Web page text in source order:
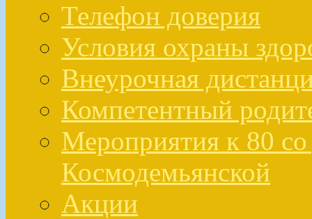
Телефон доверия
Условия охраны
Внеурочная
Компетентный
Мероприятия к 80
Космодемьянской
Акции